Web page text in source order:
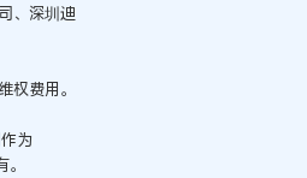
、深圳迪
费用。
为